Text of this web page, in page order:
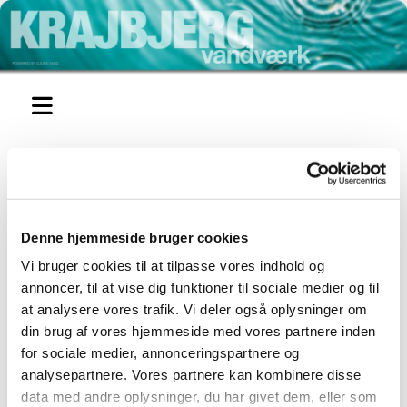
Denne hjemmeside bruger cookies
Vi bruger cookies til at tilpasse vores indhold og
annoncer, til at vise dig funktioner til sociale medier og til
at analysere vores trafik. Vi deler også oplysninger om
din brug af vores hjemmeside med vores partnere inden
for sociale medier, annonceringspartnere og
analysepartnere. Vores partnere kan kombinere disse
data med andre oplysninger, du har givet dem, eller som
Ved ledningsbrud og reparationsarbejder på
vandledninger kan der forekomme brunfarvning af vandet
(rødbrun/rustfarvet).
Problemet er forbigående og afhjælpes ved at lade den
kolde hane løbe, indtil vandet igen er klart.
Er vasketøjet blevet plettet som følge af rustfarvet vand,
fortæller et gammelt husråd fra Statens Husholdningsråd: